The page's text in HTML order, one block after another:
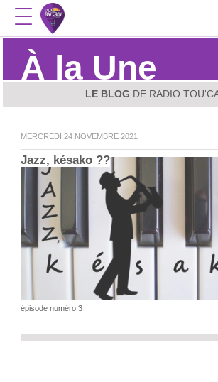
À la Une
LE BLOG DE RADIO
MERCREDI 24 NOVEMBRE 2021
Jazz, késako ??
épisode numéro 3